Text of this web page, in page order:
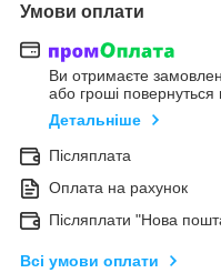
Умови оплати
Ви отримаєте
або гроші повернуться
Детальніше
Післяплата
Оплата на рахунок
Післяплати "Нова
Всі умови оплати